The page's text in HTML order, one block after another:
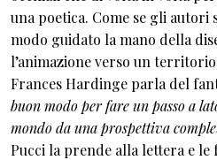
una poetica. Come se gli autori
modo guidato la mano della
l’animazione verso un
Frances Hardinge parla del
buon modo per fare un passo a
mondo da una prospettiva
Pucci la prende alla lettera e